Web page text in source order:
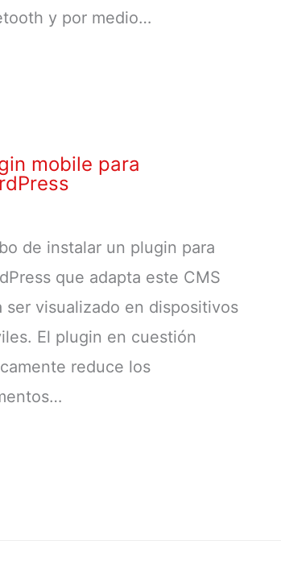
y por medio…
mobile para
de instalar un plugin para
que adapta este CMS
ser visualizado en dispositivos
El plugin en cuestión
reduce los